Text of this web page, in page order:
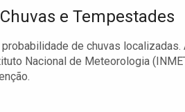
e Tempestades
de chuvas
Nacional de Meteorologia